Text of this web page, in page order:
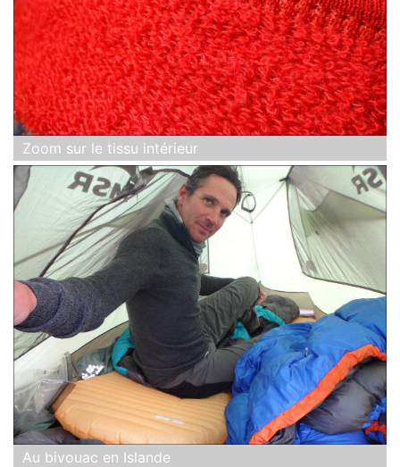
Zoom sur le tissu intérieur
Au bivouac en Islande